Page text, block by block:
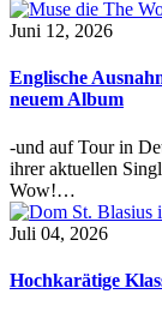
Juni 12, 2026
Englische
neuem Album
-und auf Tour in
ihrer aktuellen
Wow!…
Juli 04, 2026
Hochkarätige